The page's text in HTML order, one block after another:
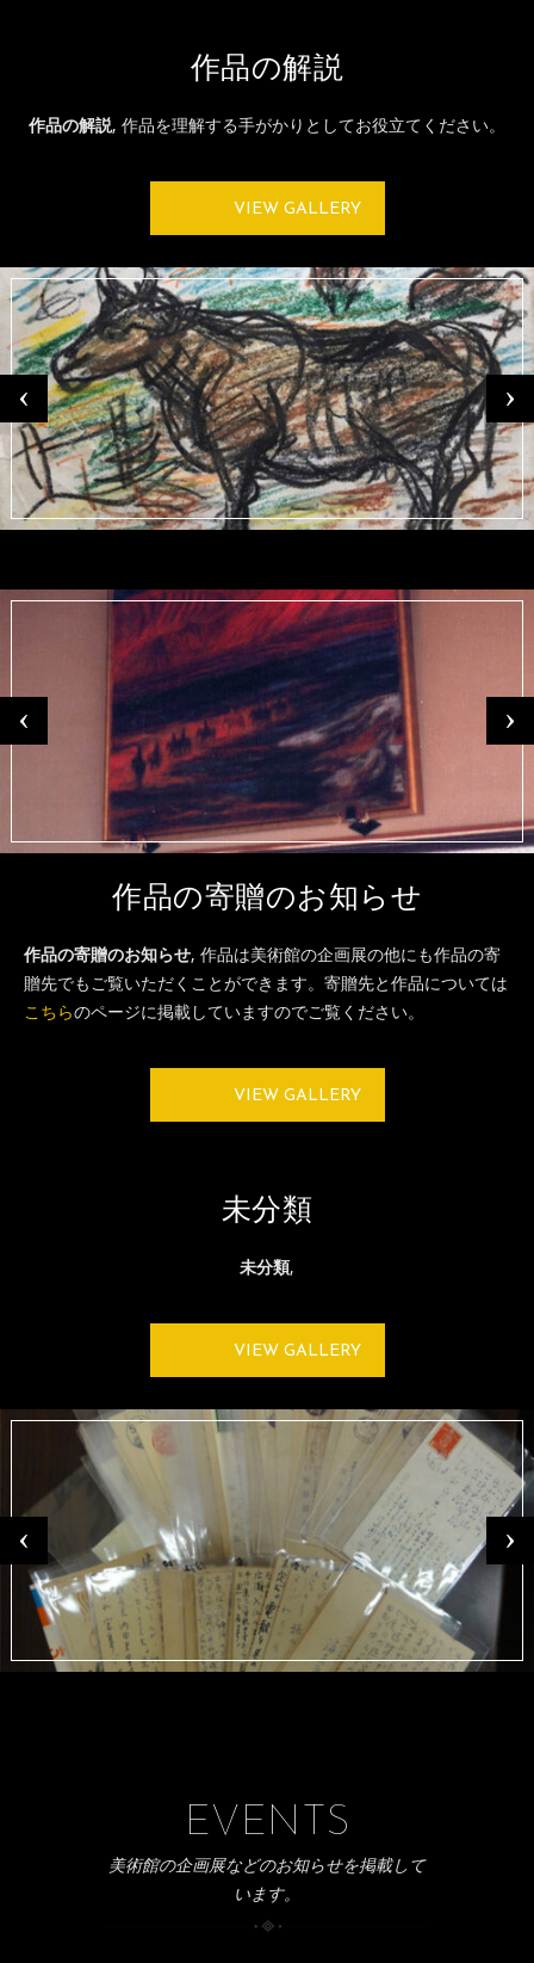
作品の解説
作品の解説, 作品を理解する手がかりとしてお役立てください。
VIEW GALLERY
作品の寄贈のお知らせ
作品の寄贈のお知らせ, 作品は美術館の企画展の他にも作品の寄
贈先でもご覧いただくことができます。寄贈先と作品については
こちらのページに掲載していますのでご覧ください。
VIEW GALLERY
未分類
未分類,
VIEW GALLERY
EVENTS
美術館の企画展などのお知らせを掲載して
います。